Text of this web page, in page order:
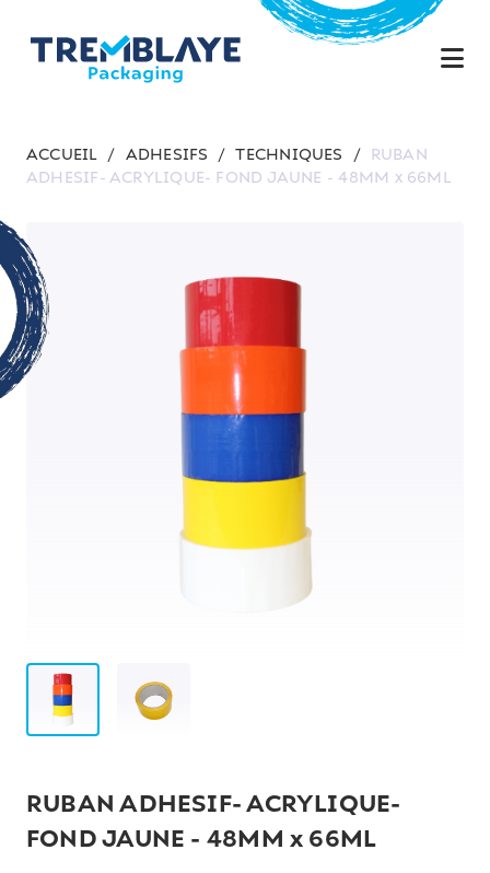
ACCUEIL / ADHESIFS / TECHNIQUES /
RUBAN
ADHESIF- ACRYLIQUE- FOND JAUNE - 48MM x 66ML
RUBAN ADHESIF- ACRYLIQUE-
FOND JAUNE - 48MM x 66ML